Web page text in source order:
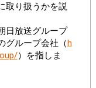
取り扱うかを説
日放送グループ
グループ会社 （ h
）
を指しま